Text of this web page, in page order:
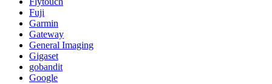
Fuji
Garmin
Gateway
General Imaging
Gigaset
gobandit
Google